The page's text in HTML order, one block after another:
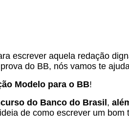
escrever aquela redação
do BB, nós vamos te
Modelo para o BB!
do Banco do Brasil ,
de como escrever um